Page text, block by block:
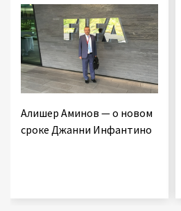
Алишер Аминов — о новом
сроке Джанни Инфантино